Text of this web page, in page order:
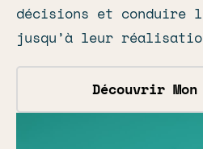
décisions et conduire
jusqu’à leur
Découvrir